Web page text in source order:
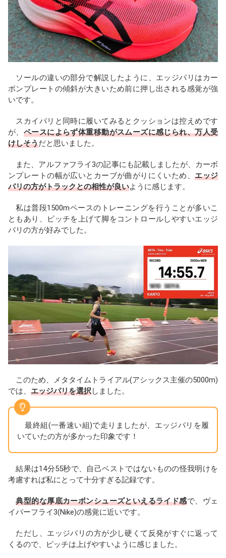
ソールの違いの部分で解説したように、エッジパリはカー
ボンプレートの傾斜が大きいため前に押し出される感覚が強
いです。
スカイパリと同時に履いてみるとクッションは控えめです
が、 ペースによらず体重移動がスムーズに感じられ、万人受
けしそうだと思いました。
また、アルファフライ3の記事にも記載しましたが、カーボ
ンプレートの幅が広いとカーブが曲がりにくいため、エッジ
パリの方がトラックとの相性が良いように感じます。
私は普段1500mペースのトレーニングを行うことが多いこ
ともあり、ピッチを上げて脚をコントロールしやすいエッジ
パリの方が好みでした。
このため、メタタイムトライアル(アシックス主催の5000m)
では、 エッジパリを選択しました。
最終組(一番速い組)で走りましたが、エッジパリを履
いていたの方が多かった印象です！
結果は14分55秒で、自己ベストではないものの怪我明けを
考慮すれば私にとって十分すぎる記録です。
典型的な厚底カーボンシューズといえるライド感で、ヴェ
イパーフライ3(Nike)の感覚に近いです。
ただし、エッジパリの方が少し硬くて反発がすぐに返って
くるので、ピッチは上げやすいように感じました。